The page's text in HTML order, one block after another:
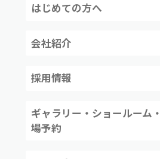
はじめての方へ
会社紹介
採用情報
ギャラリー・ショールーム
場予約